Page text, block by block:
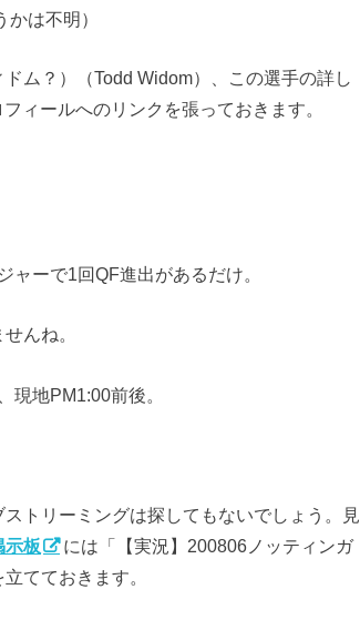
かは不明）
ム？）（Todd Widom）、この選手の詳し
ィールへのリンクを張っておきます。
ーで1回QF進出があるだけ。
んね。
現地PM1:00前後。
トリーミングは探してもないでしょう。見
示板
には「【実況】200806ノッティンガ
てておきます。